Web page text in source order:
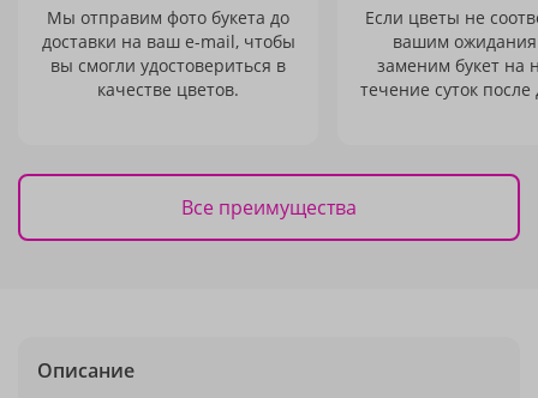
Мы отправим фото букета до
доставки на ваш e-mail, чтобы
вы смогли удостовериться в
качестве цветов.
Если цветы не
вашим
заменим букет на
течение суток после
Все преимущества
Описание